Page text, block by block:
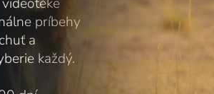
príbehy
a
každý.